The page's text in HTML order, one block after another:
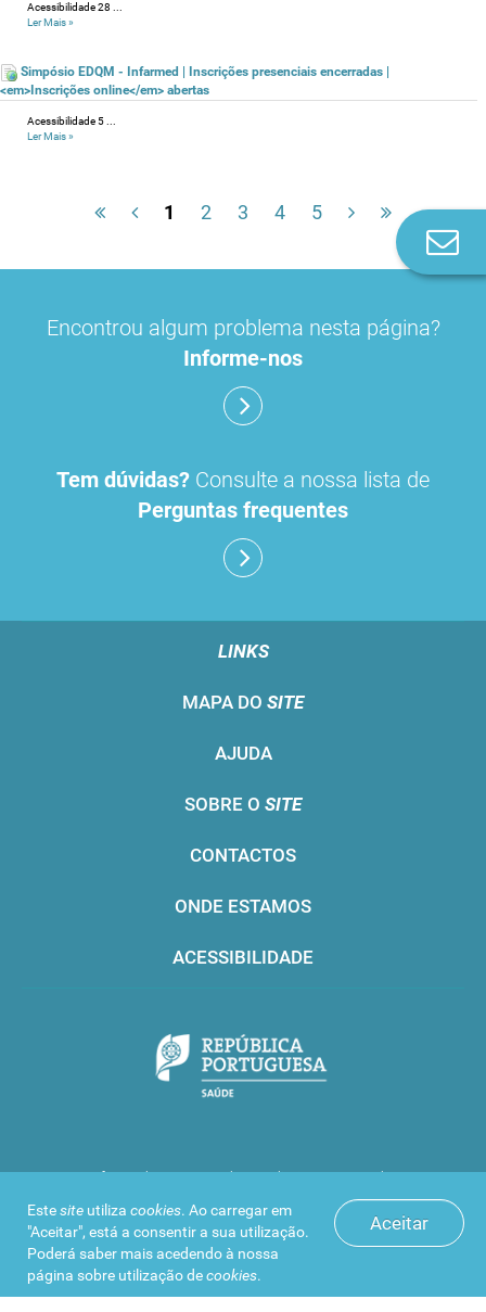
Acessibilidade 28 ...
Ler Mais»
Simpósio EDQM - Infarmed | Inscrições presenciais encerradas |
<em>Inscrições online</em> abertas
Acessibilidade 5 ...
Ler Mais»
1 2 3 4 5
Aceitar
Estesite utiliza cookies. Ao carregar em
"Aceitar", está a consentir a sua utilização.
Poderá saber mais acedendo à nossa
página sobre utilização decookies.
Encontrou algum problema nesta página?
Informe-nos
Tem dúvidas? Consulte a nossa lista de
Perguntas frequentes
LINKS
MAPA DO SITE
AJUDA
SOBRE O SITE
CONTACTOS
ONDE ESTAMOS
ACESSIBILIDADE
Infarmed © 2016. Todos os direitos reservados